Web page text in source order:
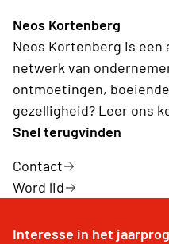
Neos Kortenberg
Neos Kortenberg is een
netwerk van
ontmoetingen,
gezelligheid? Leer ons
Snel terugvinden
Contact
Word lid
Interesse in het